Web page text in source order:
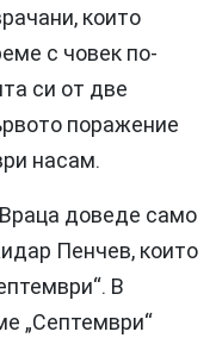
които
с човек по-
си от две
поражение
насам.
доведе само
Пенчев, които
В
„Септември“